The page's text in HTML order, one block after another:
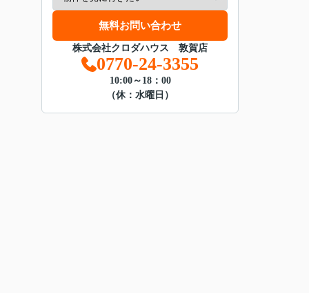
無料お問い合わせ
株式会社クロダハウス 敦賀店
0770-24-3355
10:00～18：00
（休：水曜日）